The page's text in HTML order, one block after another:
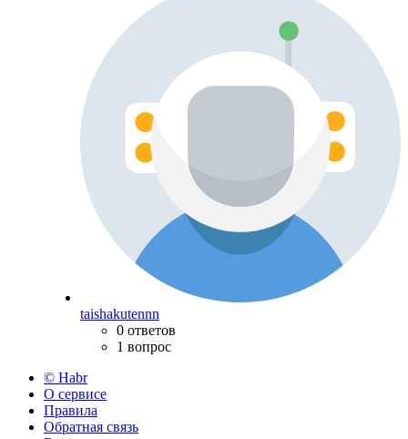
taishakutennn
0 ответов
1 вопрос
© Habr
О сервисе
Правила
Обратная связь